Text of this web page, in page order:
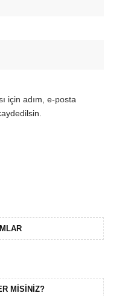
için adım, e-posta
MISINIZ?